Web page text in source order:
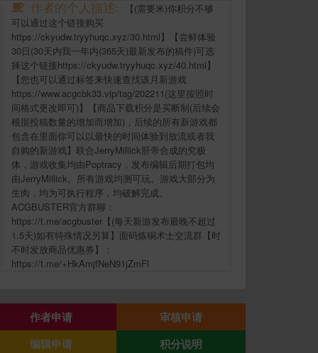
作者的个人描述:
【(需要米)你积分不够
可以通过这个链接购买
https://ckyudw.tryyhuqc.xyz/30.html】【尝鲜体验
30日(30天内我一年内(365天)最新发布的稿件)可选
择这个链接https://ckyudw.tryyhuqc.xyz/40.html】
【您也可以通过标签来快速查找该月新游戏
https://www.acgcbk33.vip/tag/202211(这里按照时
间格式更改即可)】【商品下载积分是买断制(后续会
根据投稿数量的增加而增加)，后续的所有新游戏都
包含在里面你可以以最快的时间体验到放流或者我
自购的新游戏】联合JerryMillick肝帝合成的究极
体，游戏收集均由Poptracy，发布编辑后期打包均
由JerryMillick。所有游戏均测可玩。游戏大部分为
生肉，均为可执行程序，均破解完成。
ACGBUSTER官方群聊：
https://t.me/acgbuster【(每天新游发布最晚不超过
1.5天)如有特殊情况另算】面码炼铜术士交流群【时
不时发放商品优惠券】：
https://t.me/+HkAmjfNeN91jZmFl
作者申请
审核申请
编辑申请
积分说明